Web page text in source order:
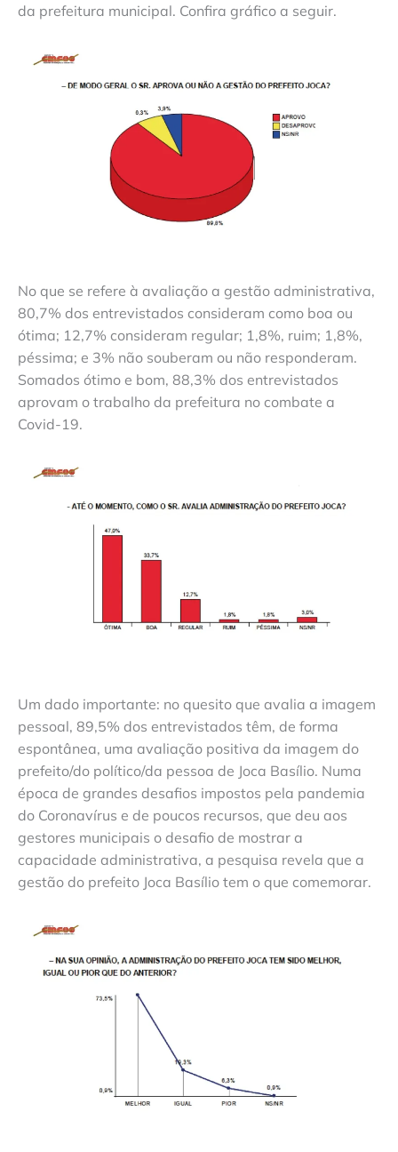
da prefeitura municipal. Confira gráfico a seguir.
No que se refere à avaliação a gestão administrativa,
80,7% dos entrevistados consideram como boa ou
ótima; 12,7% consideram regular; 1,8%, ruim; 1,8%,
péssima; e 3% não souberam ou não responderam.
Somados ótimo e bom, 88,3% dos entrevistados
aprovam o trabalho da prefeitura no combate a
Covid-19.
Um dado importante: no quesito que avalia a imagem
pessoal, 89,5% dos entrevistados têm, de forma
espontânea, uma avaliação positiva da imagem do
prefeito/do político/da pessoa de Joca Basílio. Numa
época de grandes desafios impostos pela pandemia
do Coronavírus e de poucos recursos, que deu aos
gestores municipais o desafio de mostrar a
capacidade administrativa, a pesquisa revela que a
gestão do prefeito Joca Basílio tem o que comemorar.